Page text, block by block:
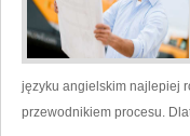
języku angielskim najlepiej
przewodnikiem procesu.